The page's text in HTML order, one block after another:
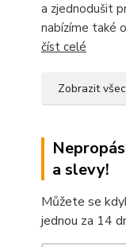
a zjednodušit
nabízíme také
číst celé
Zobrazit
a slevy!
Můžete se
jednou za 14